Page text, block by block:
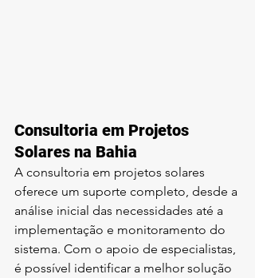
Consultoria em Projetos
Solares na Bahia
A consultoria em projetos solares
oferece um suporte completo, desde a
análise inicial das necessidades até a
implementação e monitoramento do
sistema. Com o apoio de especialistas,
é possível identificar a melhor solução